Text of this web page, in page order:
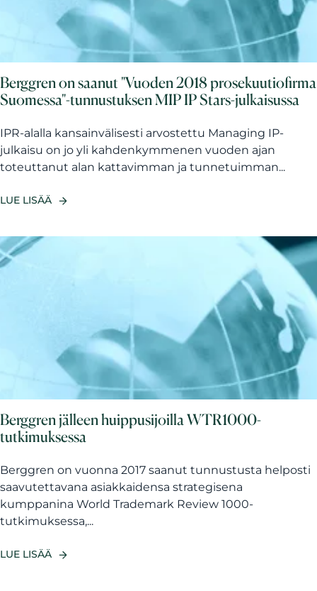
Berggren on saanut "Vuoden 2018 prosekuutiofirma
Suomessa"-tunnustuksen MIP IP Stars-julkaisussa
IPR-alalla kansainvälisesti arvostettu Managing IP-
julkaisu on jo yli kahdenkymmenen vuoden ajan
toteuttanut alan kattavimman ja tunnetuimman...
LUE LISÄÄ
Berggren jälleen huippusijoilla WTR1000-
tutkimuksessa
Berggren on vuonna 2017 saanut tunnustusta helposti
saavutettavana asiakkaidensa strategisena
kumppanina World Trademark Review 1000-
tutkimuksessa,...
LUE LISÄÄ